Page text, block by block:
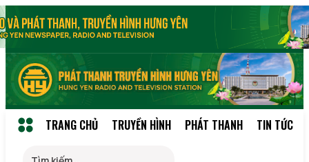
TRANG CHỦ TRUYỀN HÌNH PHÁT THANH TIN TỨC